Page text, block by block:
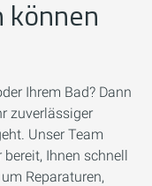
können
Ihrem Bad? Dann
zuverlässiger
Unser Team
Ihnen schnell
Reparaturen,